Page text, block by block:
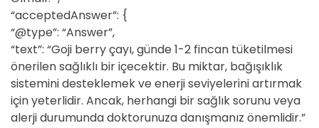
“acceptedAnswer”: {
“@type”: “Answer”,
“text”: “Goji berry çayı, günde 1-2 fincan tüketilmesi
önerilen sağlıklı bir içecektir. Bu miktar, bağışıklık
sistemini desteklemek ve enerji seviyelerini artırmak
için yeterlidir. Ancak, herhangi bir sağlık sorunu veya
alerji durumunda doktorunuza danışmanız önemlidir.”